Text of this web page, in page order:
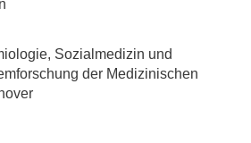
Sozialmedizin und
der Medizinischen